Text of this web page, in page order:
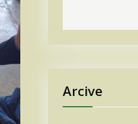
Arcive